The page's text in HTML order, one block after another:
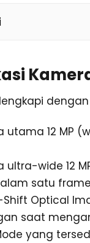
utama 12 MP
ultra-wide 12
satu
Shift Optical
saat
yang